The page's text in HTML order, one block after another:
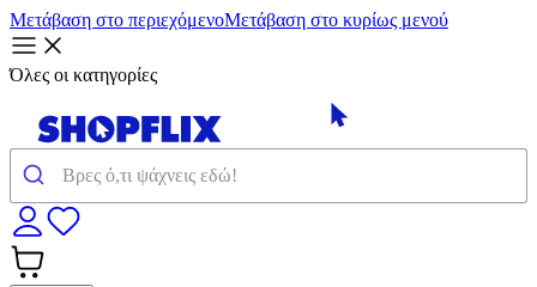
Μετάβαση στο περιεχόμενοΜετάβαση στο κυρίως μενού
Όλες οι κατηγορίες